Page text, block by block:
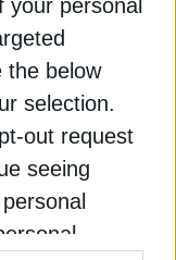
personal
the below
selection.
out request
seeing